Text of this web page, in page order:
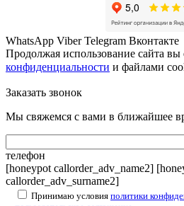
WhatsApp Viber Telegram Вконтакте
Продолжая использование сайта вы
конфиденциальности и файлами
Заказать звонок
Мы свяжемся с вами в ближайшее
телефон
[honeypot callorder_adv_name2]
callorder_adv_surname2]
Принимаю условия политики